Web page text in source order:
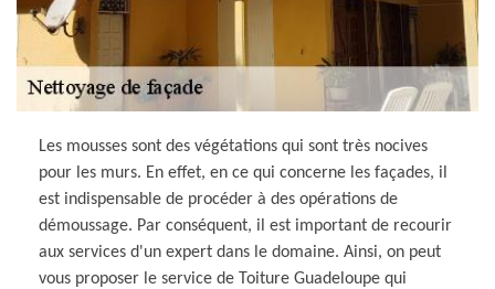
Les mousses sont des végétations qui sont très nocives
pour les murs. En effet, en ce qui concerne les façades, il
est indispensable de procéder à des opérations de
démoussage. Par conséquent, il est important de recourir
aux services d'un expert dans le domaine. Ainsi, on peut
vous proposer le service de Toiture Guadeloupe qui